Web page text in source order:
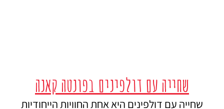
שחייה עם דולפינים בפונטה קאנה
שחייה עם דולפינים היא אחת החוויות הייחודיות